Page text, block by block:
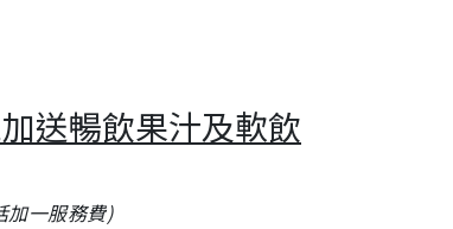
送暢飲果汁及軟飲
加一服務費)